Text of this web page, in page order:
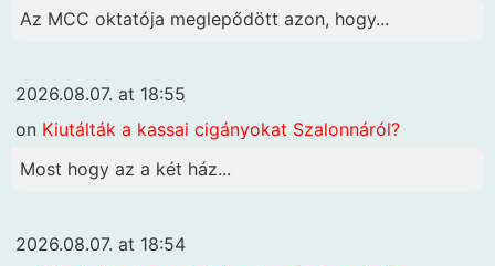
Az MCC oktatója meglepődött azon, hogy...
2026.08.07. at 18:55
on Kiutálták a kassai cigányokat Szalonnáról?
Most hogy az a két ház...
2026.08.07. at 18:54